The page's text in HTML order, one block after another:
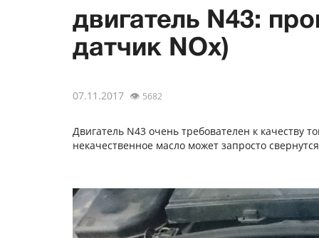
двигатель N43:
датчик NOx)
07.11.2017 👁 5682
Двигатель N43 очень требователен к качеству
некачественное масло может запросто